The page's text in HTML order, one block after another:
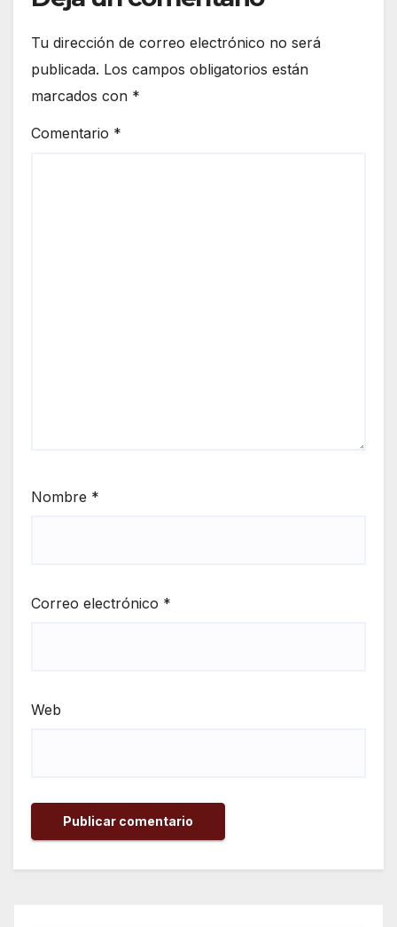
Tu dirección de correo electrónico no será
publicada. Los campos obligatorios están
marcados con *
Comentario *
Nombre *
Correo electrónico *
Web